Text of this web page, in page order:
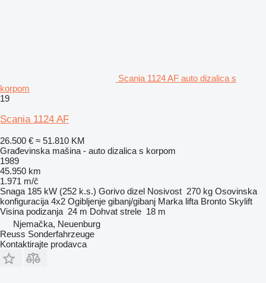
Scania 1124 AF auto dizalica s
korpom
19
Scania 1124 AF
26.500 € ≈ 51.810 KM
Građevinska mašina - auto dizalica s korpom
1989
45.950 km
1.971 m/č
Snaga 185 kW (252 k.s.) Gorivo dizel Nosivost 270 kg Osovinska
konfiguracija 4x2 Ogibljenje gibanj/gibanj Marka lifta Bronto Skylift
Visina podizanja 24 m Dohvat strele 18 m
Njemačka, Neuenburg
Reuss Sonderfahrzeuge
Kontaktirajte prodavca